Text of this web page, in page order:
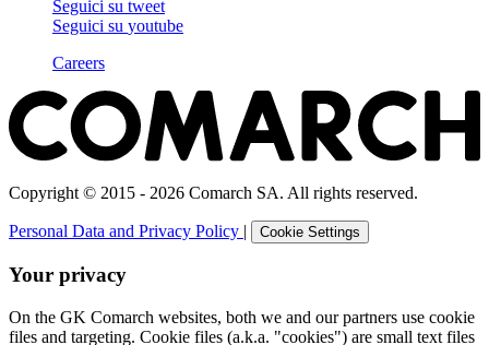
Seguici su tweet
Seguici su youtube
Careers
Copyright © 2015 - 2026 Comarch SA. All rights reserved.
Personal Data and Privacy Policy | Cookie Settings
Your privacy
On the GK Comarch websites, both we and our partners use cookie
files and targeting. Cookie files (a.k.a. "cookies") are small text files